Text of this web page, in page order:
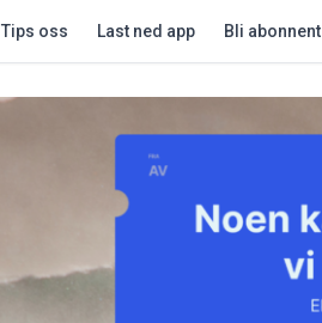
Tips oss Last ned app Bli abonnent